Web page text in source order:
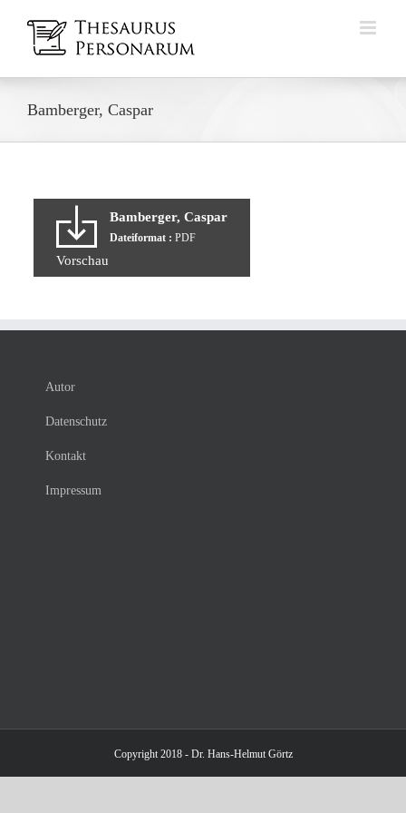
Inhalt
springen
Bamberger, Caspar
Bamberger, Caspar
Dateiformat : PDF
Vorschau
Autor
Datenschutz
Kontakt
Impressum
Copyright 2018 - Dr. Hans-Helmut Görtz